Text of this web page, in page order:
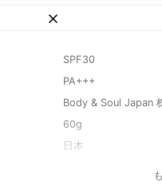
SPF30
PA+++
Body & Soul Japan
60g
日本
フロール・ジャスミ